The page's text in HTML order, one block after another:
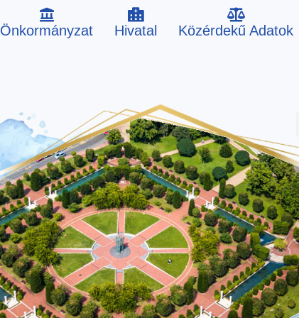
Önkormányzat Hivatal Közérdekű Adatok